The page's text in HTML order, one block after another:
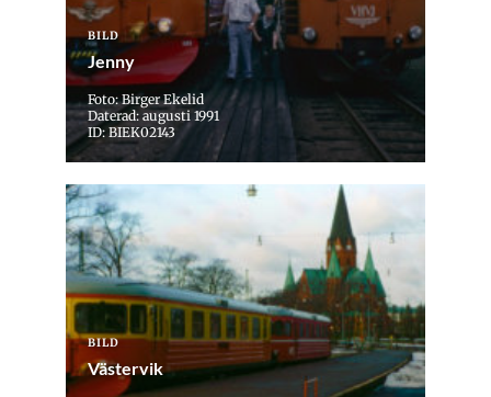
BILD
Jenny
Foto: Birger Ekelid
Daterad: augusti 1991
ID: BIEK02143
BILD
Västervik